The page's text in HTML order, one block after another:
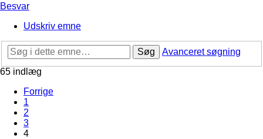
Besvar
Udskriv emne
Søg
Avanceret søgning
65 indlæg
Forrige
1
2
3
4